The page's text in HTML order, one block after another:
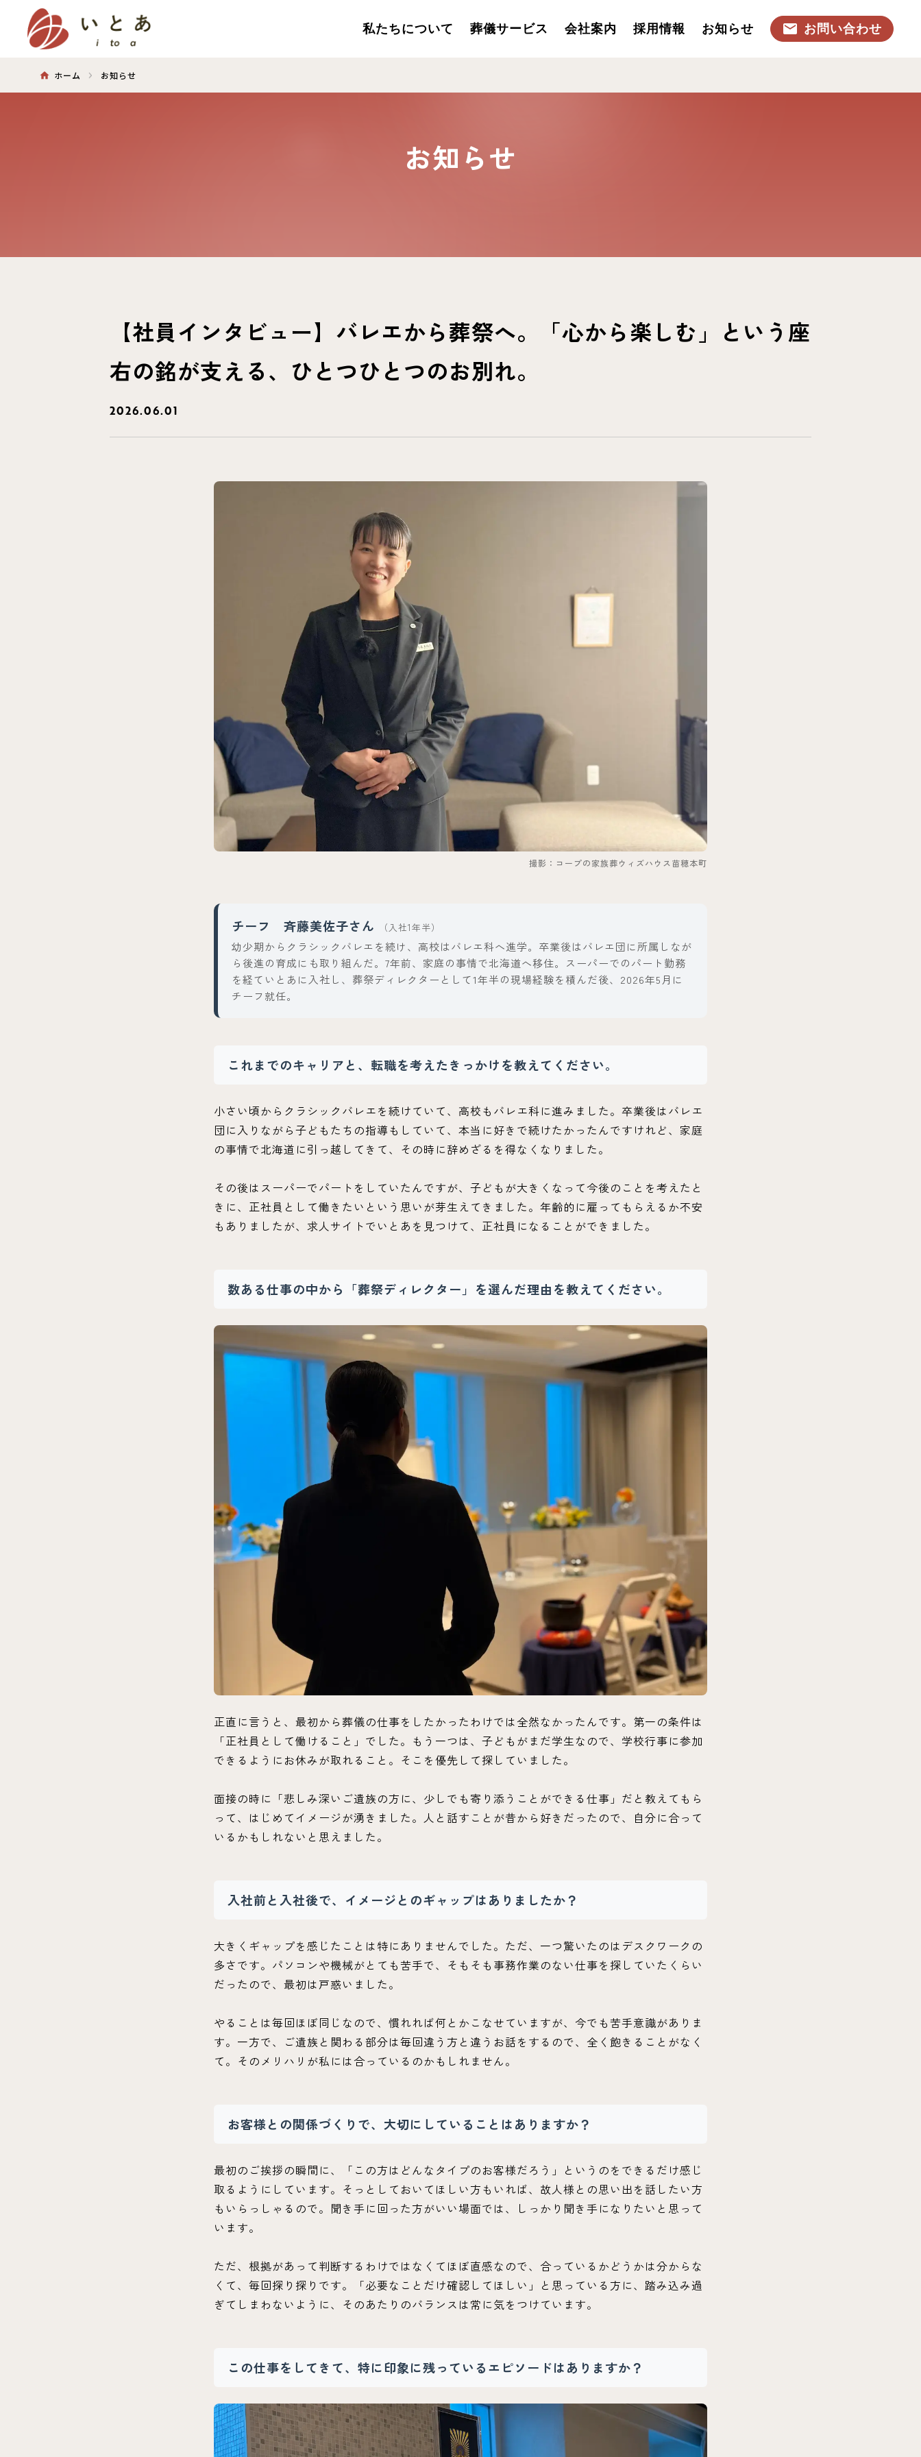
私たちについて 葬儀サービス 会社案内 採用情報 お知らせ お問い合わせ
ホーム お知らせ
お知らせ
【社員インタビュー】バレエから葬祭へ。「心から楽しむ」という座
右の銘が支える、ひとつひとつのお別れ。
2026.06.01
撮影：コープの家族葬ウィズハウス苗穂本町
チーフ 斉藤美佐子さん （入社1年半）
幼少期からクラシックバレエを続け、高校はバレエ科へ進学。卒業後はバレエ団に所属しなが
ら後進の育成にも取り組んだ。7年前、家庭の事情で北海道へ移住。スーパーでのパート勤務
を経ていとあに入社し、葬祭ディレクターとして1年半の現場経験を積んだ後、2026年5月に
チーフ就任。
これまでのキャリアと、転職を考えたきっかけを教えてください。
小さい頃からクラシックバレエを続けていて、高校もバレエ科に進みました。卒業後はバレエ
団に入りながら子どもたちの指導もしていて、本当に好きで続けたかったんですけれど、家庭
の事情で北海道に引っ越してきて、その時に辞めざるを得なくなりました。
その後はスーパーでパートをしていたんですが、子どもが大きくなって今後のことを考えたと
きに、正社員として働きたいという思いが芽生えてきました。年齢的に雇ってもらえるか不安
もありましたが、求人サイトでいとあを見つけて、正社員になることができました。
数ある仕事の中から「葬祭ディレクター」を選んだ理由を教えてください。
正直に言うと、最初から葬儀の仕事をしたかったわけでは全然なかったんです。第一の条件は
「正社員として働けること」でした。もう一つは、子どもがまだ学生なので、学校行事に参加
できるようにお休みが取れること。そこを優先して探していました。
面接の時に「悲しみ深いご遺族の方に、少しでも寄り添うことができる仕事」だと教えてもら
って、はじめてイメージが湧きました。人と話すことが昔から好きだったので、自分に合って
いるかもしれないと思えました。
入社前と入社後で、イメージとのギャップはありましたか？
大きくギャップを感じたことは特にありませんでした。ただ、一つ驚いたのはデスクワークの
多さです。パソコンや機械がとても苦手で、そもそも事務作業のない仕事を探していたくらい
だったので、最初は戸惑いました。
やることは毎回ほぼ同じなので、慣れれば何とかこなせていますが、今でも苦手意識がありま
す。一方で、ご遺族と関わる部分は毎回違う方と違うお話をするので、全く飽きることがなく
て。そのメリハリが私には合っているのかもしれません。
お客様との関係づくりで、大切にしていることはありますか？
最初のご挨拶の瞬間に、「この方はどんなタイプのお客様だろう」というのをできるだけ感じ
取るようにしています。そっとしておいてほしい方もいれば、故人様との思い出を話したい方
もいらっしゃるので。聞き手に回った方がいい場面では、しっかり聞き手になりたいと思って
います。
ただ、根拠があって判断するわけではなくてほぼ直感なので、合っているかどうかは分からな
くて、毎回探り探りです。「必要なことだけ確認してほしい」と思っている方に、踏み込み過
ぎてしまわないように、そのあたりのバランスは常に気をつけています。
この仕事をしてきて、特に印象に残っているエピソードはありますか？